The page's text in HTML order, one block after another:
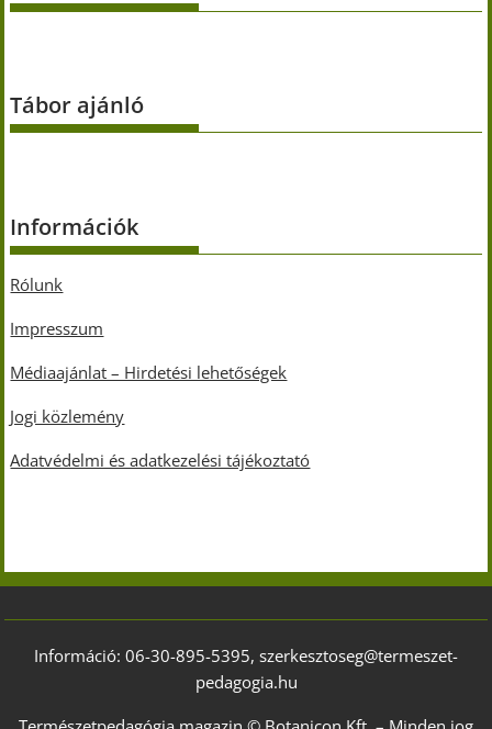
Tábor ajánló
Információk
Rólunk
Impresszum
Médiaajánlat – Hirdetési lehetőségek
Jogi közlemény
Adatvédelmi és adatkezelési tájékoztató
Információ: 06-30-895-5395, szerkesztoseg@termeszet-
pedagogia.hu